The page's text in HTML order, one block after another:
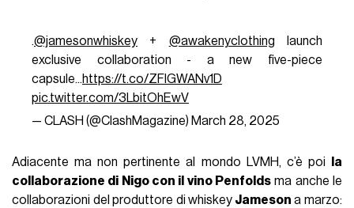
.@jamesonwhiskey+ @awakenyclothing launch
exclusive collaboration - a new five-piece
capsule...https://t.co/ZFlGWANv1D
pic.twitter.com/3LbitOhEwV
— CLASH (@ClashMagazine) March 28, 2025
Adiacente ma non pertinente al mondo LVMH, c’è poi
la
collaborazione di Nigo con il vino Penfolds ma anche le
collaborazioni del produttore di whiskey Jameson a marzo: